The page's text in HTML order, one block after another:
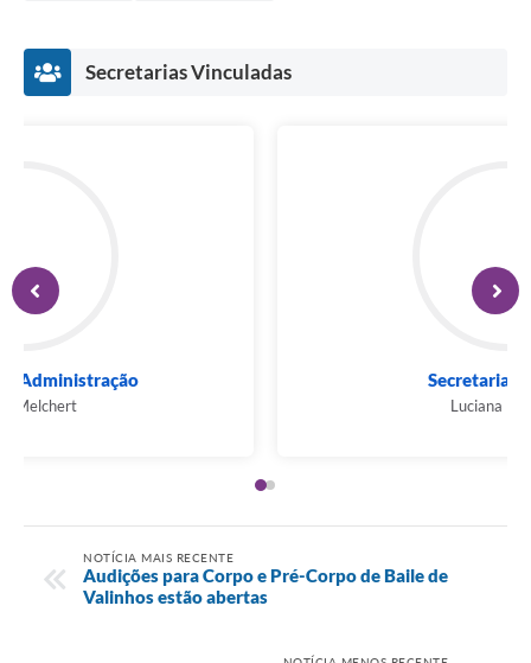
Secretarias Vinculadas
NOTÍCIA MAIS RECENTE
Audições para Corpo e Pré-Corpo de Baile de
Valinhos estão abertas